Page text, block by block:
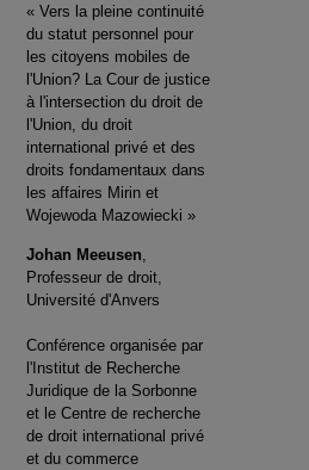
« Vers la pleine continuité
du statut personnel pour
les citoyens mobiles de
l'Union? La Cour de justice
à l'intersection du droit de
l'Union, du droit
international privé et des
droits fondamentaux dans
les affaires Mirin et
Wojewoda Mazowiecki »
Johan Meeusen,
Professeur de droit,
Université d'Anvers
Conférence organisée par
l'Institut de Recherche
Juridique de la Sorbonne
et le Centre de recherche
de droit international privé
et du commerce